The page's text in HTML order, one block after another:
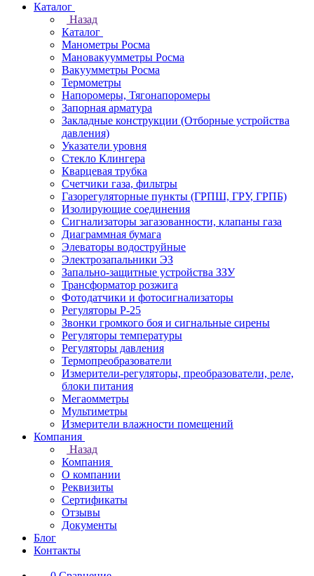
Каталог
Назад
Каталог
Манометры Росма
Мановакуумметры Росма
Вакуумметры Росма
Термометры
Напоромеры, Тягонапоромеры
Запорная арматура
Закладные конструкции (Отборные устройства
давления)
Указатели уровня
Стекло Клингера
Кварцевая трубка
Счетчики газа, фильтры
Газорегуляторные пункты (ГРПШ, ГРУ, ГРПБ)
Изолирующие соединения
Сигнализаторы загазованности, клапаны газа
Диаграммная бумага
Элеваторы водоструйные
Электрозапальники ЭЗ
Запально-защитные устройства ЗЗУ
Трансформатор розжига
Фотодатчики и фотосигнализаторы
Регуляторы Р-25
Звонки громкого боя и сигнальные сирены
Регуляторы температуры
Регуляторы давления
Термопреобразователи
Измерители-регуляторы, преобразователи, реле,
блоки питания
Мегаомметры
Мультиметры
Измерители влажности помещений
Компания
Назад
Компания
О компании
Реквизиты
Сертификаты
Отзывы
Документы
Блог
Контакты